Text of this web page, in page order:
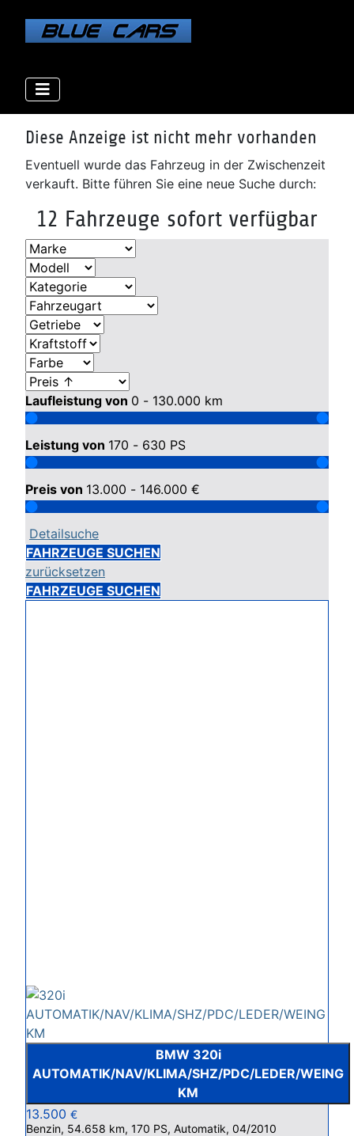
Diese Anzeige ist nicht mehr vorhanden
Eventuell wurde das Fahrzeug in der Zwischenzeit
verkauft. Bitte führen Sie eine neue Suche durch:
12 Fahrzeuge sofort verfügbar
Laufleistung von 0 - 130.000 km
Leistung von 170 - 630 PS
Preis von 13.000 - 146.000 €
Detailsuche
FAHRZEUGE SUCHEN
zurücksetzen
FAHRZEUGE SUCHEN
BMW 320i
AUTOMATIK/NAV/KLIMA/SHZ/PDC/LEDER/WEING
KM
13.500 €
Benzin, 54.658 km, 170 PS, Automatik, 04/2010